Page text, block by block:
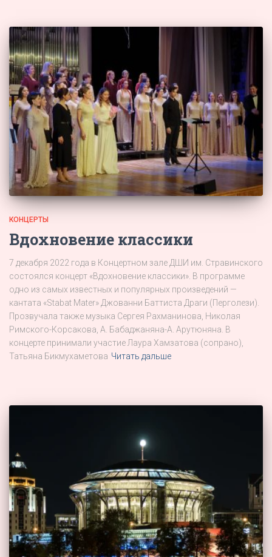
КОНЦЕРТЫ
Вдохновение классики
7 декабря 2022 года в Концертном зале ДШИ им. Стравинского
состоялся концерт «Вдохновение классики». В программе
одно из самых известных и популярных произведений —
кантата «Stabat Mater» Джованни Баттиста Драги (Перголези).
Прозвучала также музыка Сергея Рахманинова, Николая
Римского-Корсакова, А. Бабаджаняна-А. Арутюняна. В
концерте принимали участие Лаура Хамзатова (сопрано),
Татьяна Бикмухаметова Читать дальше